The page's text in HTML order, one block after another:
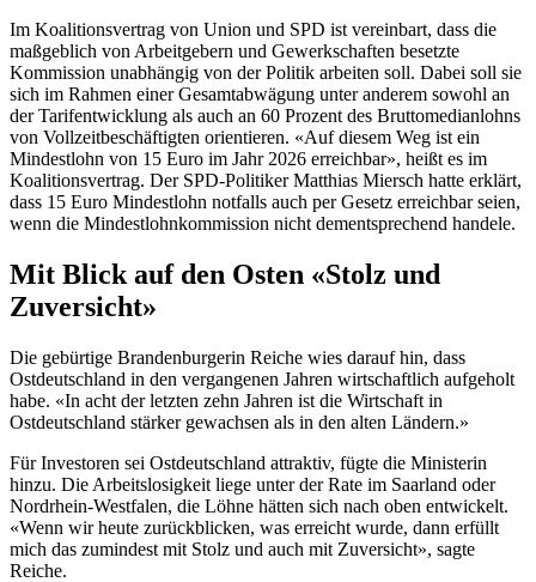
Im Koalitionsvertrag von Union und SPD ist vereinbart, dass die
maßgeblich von Arbeitgebern und Gewerkschaften besetzte
Kommission unabhängig von der Politik arbeiten soll. Dabei soll sie
sich im Rahmen einer Gesamtabwägung unter anderem sowohl an
der Tarifentwicklung als auch an 60 Prozent des Bruttomedianlohns
von Vollzeitbeschäftigten orientieren. «Auf diesem Weg ist ein
Mindestlohn von 15 Euro im Jahr 2026 erreichbar», heißt es im
Koalitionsvertrag. Der SPD-Politiker Matthias Miersch hatte erklärt,
dass 15 Euro Mindestlohn notfalls auch per Gesetz erreichbar seien,
wenn die Mindestlohnkommission nicht dementsprechend handele.
Mit Blick auf den Osten «Stolz und
Zuversicht»
Die gebürtige Brandenburgerin Reiche wies darauf hin, dass
Ostdeutschland in den vergangenen Jahren wirtschaftlich aufgeholt
habe. «In acht der letzten zehn Jahren ist die Wirtschaft in
Ostdeutschland stärker gewachsen als in den alten Ländern.»
Für Investoren sei Ostdeutschland attraktiv, fügte die Ministerin
hinzu. Die Arbeitslosigkeit liege unter der Rate im Saarland oder
Nordrhein-Westfalen, die Löhne hätten sich nach oben entwickelt.
«Wenn wir heute zurückblicken, was erreicht wurde, dann erfüllt
mich das zumindest mit Stolz und auch mit Zuversicht», sagte
Reiche.